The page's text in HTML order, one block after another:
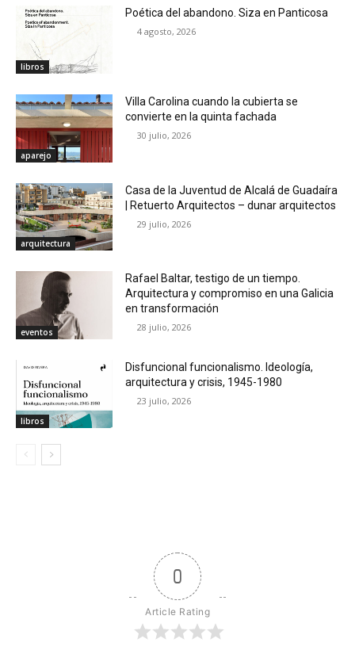
libros
Poética del abandono. Siza en Panticosa
4 agosto, 2026
aparejo
Villa Carolina cuando la cubierta se
convierte en la quinta fachada
30 julio, 2026
arquitectura
Casa de la Juventud de Alcalá de Guadaíra
| Retuerto Arquitectos – dunar arquitectos
29 julio, 2026
eventos
Rafael Baltar, testigo de un tiempo.
Arquitectura y compromiso en una Galicia
en transformación
28 julio, 2026
libros
Disfuncional funcionalismo. Ideología,
arquitectura y crisis, 1945-1980
23 julio, 2026
0
Article Rating